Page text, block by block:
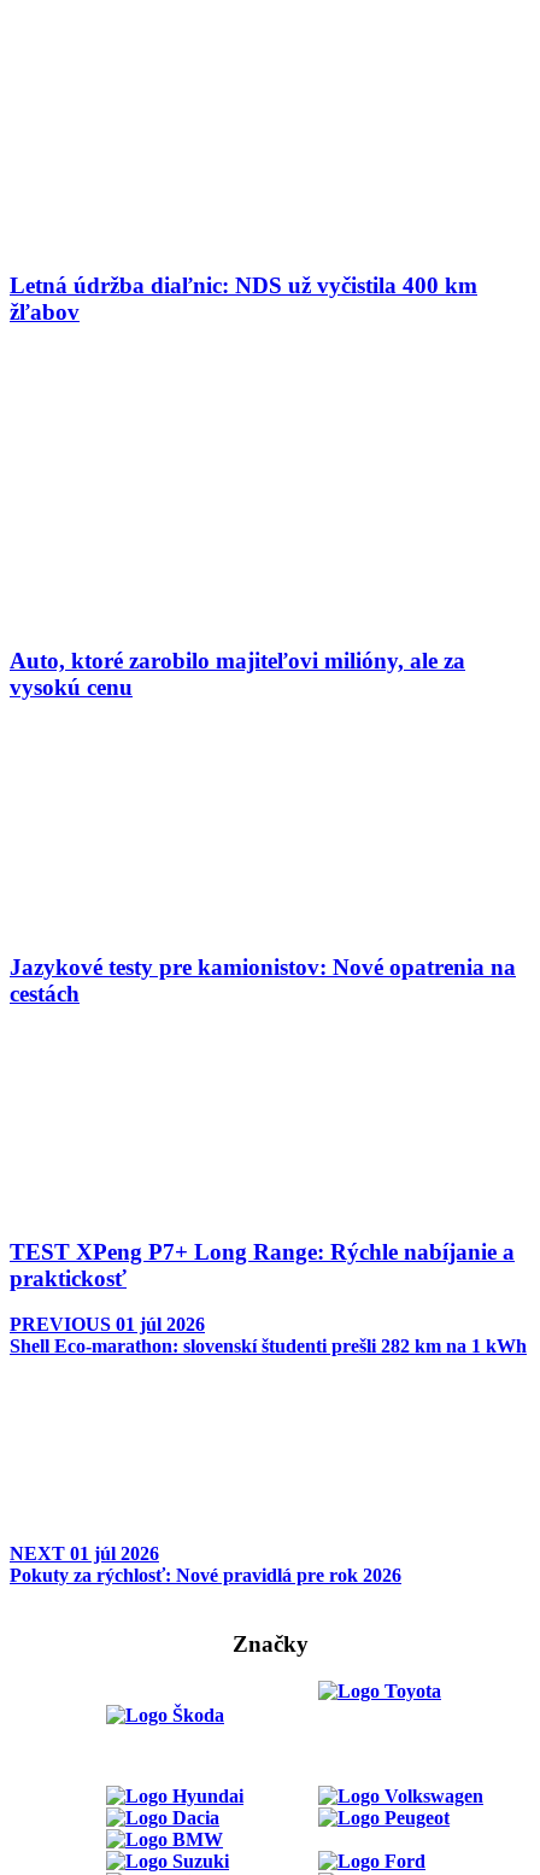
Letná údržba diaľnic: NDS už vyčistila 400 km
žľabov
Auto, ktoré zarobilo majiteľovi milióny, ale za
vysokú cenu
Jazykové testy pre kamionistov: Nové opatrenia na
cestách
TEST XPeng P7+ Long Range: Rýchle nabíjanie a
praktickosť
PREVIOUS 01 júl 2026
Shell Eco-marathon: slovenskí študenti prešli 282 km na 1 kWh
NEXT 01 júl 2026
Pokuty za rýchlosť: Nové pravidlá pre rok 2026
Značky